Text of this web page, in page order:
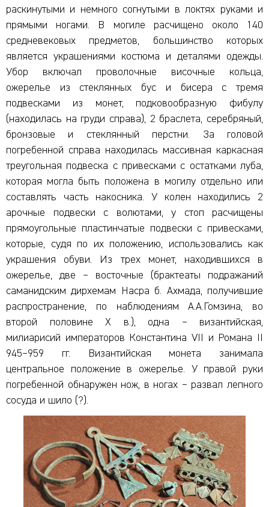
раскинутыми и немного согнутыми в локтях руками и
прямыми ногами. В могиле расчищено около 140
средневековых предметов, большинство которых
является украшениями костюма и деталями одежды.
Убор включал проволочные височные кольца,
ожерелье из стеклянных бус и бисера с тремя
подвесками из монет, подковообразную фибулу
(находилась на груди справа), 2 браслета, серебряный,
бронзовые и стеклянный перстни. За головой
погребенной справа находилась массивная каркасная
треугольная подвеска с привесками с остатками луба,
которая могла быть положена в могилу отдельно или
составлять часть накосника. У колен находились 2
арочные подвески с волютами, у стоп расчищены
прямоугольные пластинчатые подвески с привесками,
которые, судя по их положению, использовались как
украшения обуви. Из трех монет, находившихся в
ожерелье, две – восточные (брактеаты подражаний
саманидским дирхемам Насра б. Ахмада, получившие
распространение, по наблюдениям А.А.Гомзина, во
второй половине X в.), одна – византийская,
милиарисий императоров Константина VII и Романа II
945–959 гг. Византийская монета занимала
центральное положение в ожерелье. У правой руки
погребенной обнаружен нож, в ногах – развал лепного
сосуда и шило (?).